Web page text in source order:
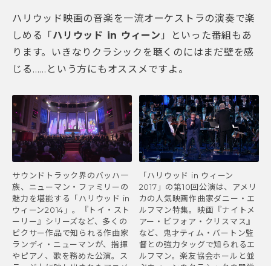
ハリウッド映画の音楽を一流オーケストラの演奏で楽
しめる「ハリウッド in ウィーン 」といった番組もあ
ります。いきなりクラシックを聴くのにはまだ壁を感
じる……という方にもオススメですよ。
サウンドトラック界のバッハ一
族、ニューマン・ファミリーの
魅力を堪能する「ハリウッド in
ウィーン2014」。『トイ・スト
ーリー』シリーズなど、多くの
ピクサー作品で知られる作曲家
ランディ・ニューマンが、指揮
やピアノ、歌を務めた公演。ス
「ハリウッド in ウィーン
2017」の第10回公演は、アメリ
カの人気映画作曲家ダニー・エ
ルフマン特集。映画『ナイトメ
アー・ビフォア・クリスマス』
など、鬼才ティム・バートン監
督との強力タッグで知られるエ
ルフマン。楽友協会ホールと並